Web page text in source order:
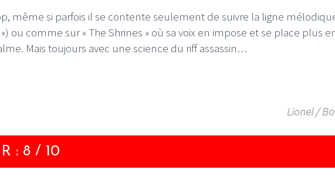
même si parfois il se contente seulement de suivre la ligne
ou comme sur « The Shrines » où sa voix en impose et se place plus
Mais toujours avec une science du riff assassin…
Lionel /
: 8 / 10
LE GROS RIFFIFI – Surfin’